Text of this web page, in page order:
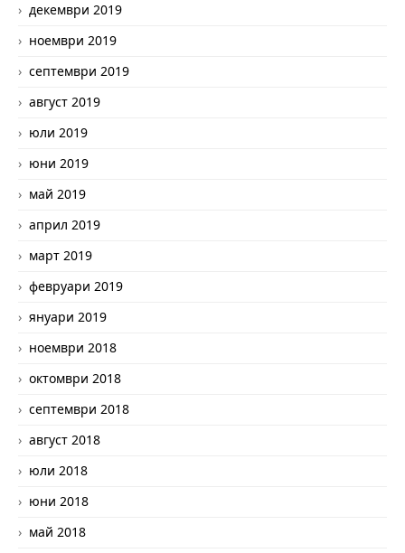
декември 2019
ноември 2019
септември 2019
август 2019
юли 2019
юни 2019
май 2019
април 2019
март 2019
февруари 2019
януари 2019
ноември 2018
октомври 2018
септември 2018
август 2018
юли 2018
юни 2018
май 2018